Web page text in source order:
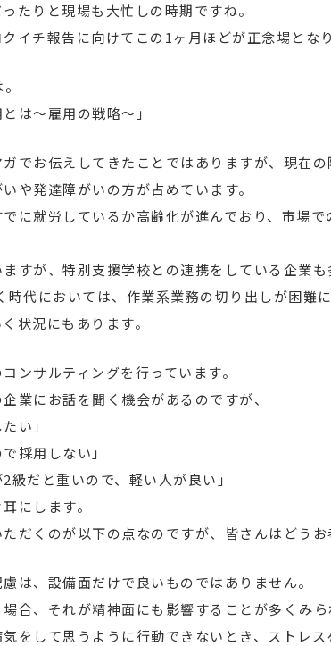
たりと現場も大忙しの時期ですね。
イチ報告に向けてこの1ヶ月ほどが正念場となり
は～雇用の戦略～」
でお伝えしてきたことではありますが、現在
や発達障がいの方が占めています。
に就労しているか高齢化が進んでおり、市場で
すが、特別支援学校との連携をしている企業
時代においては、作業系業務の切り出しが困難
状況にもあります。
ンサルティングを行っています。
業にお話を聞く機会があるのですが、
い」
採用しない」
級だと重いので、軽い人が良い」
にします。
だくのが以下の点なのですが、皆さんはどうお
は、設備面だけで良いものではありません。
合、それが精神面にも影響することが多くみら
をして思うように行動できないとき、ストレス